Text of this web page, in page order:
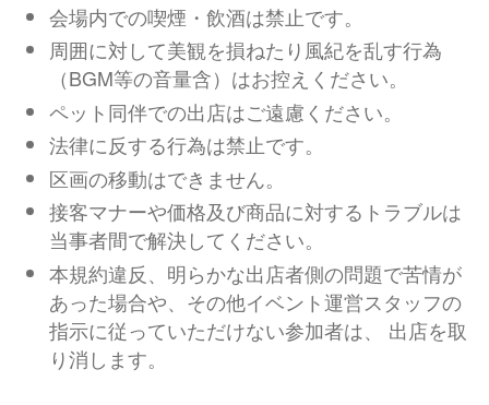
会場内での喫煙・飲酒は禁止です。
周囲に対して美観を損ねたり風紀を乱す行為
（BGM等の音量含）はお控えください。
ペット同伴での出店はご遠慮ください。
法律に反する行為は禁止です。
区画の移動はできません。
接客マナーや価格及び商品に対するトラブルは
当事者間で解決してください。
本規約違反、明らかな出店者側の問題で苦情が
あった場合や、その他イベント運営スタッフの
指示に従っていただけない参加者は、 出店を取
り消します。